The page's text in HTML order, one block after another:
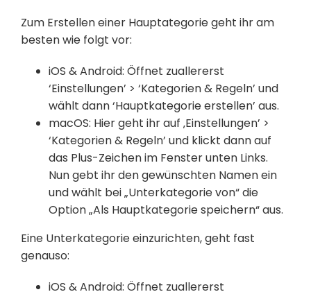
Zum Erstellen einer Hauptategorie geht ihr am
besten wie folgt vor:
iOS & Android: Öffnet zuallererst
‘Einstellungen’ > ‘Kategorien & Regeln’ und
wählt dann ‘Hauptkategorie erstellen’ aus.
macOS: Hier geht ihr auf ‚Einstellungen’ >
‘Kategorien & Regeln’ und klickt dann auf
das Plus-Zeichen im Fenster unten Links.
Nun gebt ihr den gewünschten Namen ein
und wählt bei „Unterkategorie von“ die
Option „Als Hauptkategorie speichern“ aus.
Eine Unterkategorie einzurichten, geht fast
genauso:
iOS & Android: Öffnet zuallererst